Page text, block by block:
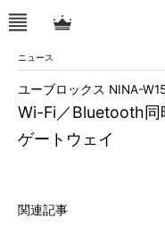
ニュース
Wi-Fi／Bluetooth同
ゲートウェイ
ユーブロックス NINA-
関連記事